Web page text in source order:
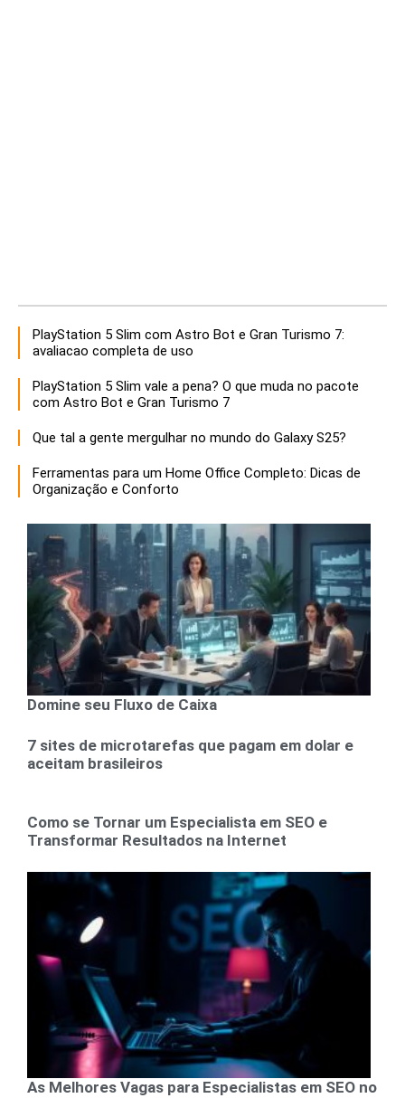
PlayStation 5 Slim com Astro Bot e Gran Turismo 7:
avaliacao completa de uso
PlayStation 5 Slim vale a pena? O que muda no pacote
com Astro Bot e Gran Turismo 7
Que tal a gente mergulhar no mundo do Galaxy S25?
Ferramentas para um Home Office Completo: Dicas de
Organização e Conforto
Domine seu Fluxo de Caixa
7 sites de microtarefas que pagam em dolar e
aceitam brasileiros
Como se Tornar um Especialista em SEO e
Transformar Resultados na Internet
As Melhores Vagas para Especialistas em SEO no